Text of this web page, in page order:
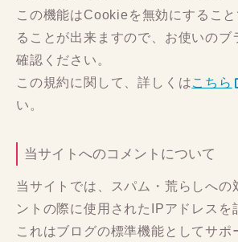
この機能はCookieを無効にするこ
ることが出来ますので、お使いのブ
確認ください。
この規約に関して、詳しくはこちら
い。
当サイトへのコメントについて
当サイトでは、スパム・荒らしへの
ントの際に使用されたIPアドレスを
これはブログの標準機能としてサポ